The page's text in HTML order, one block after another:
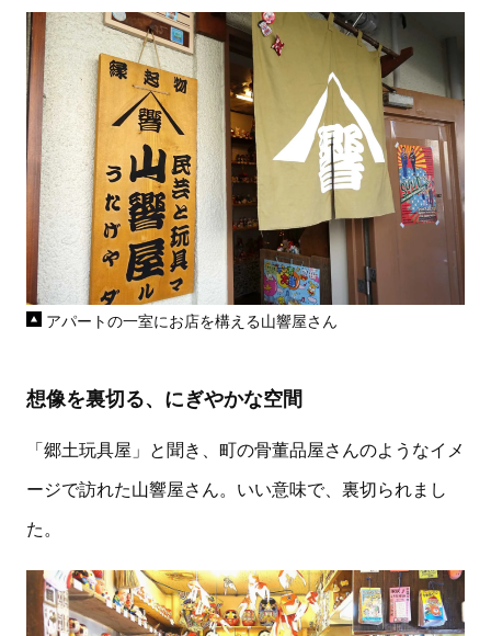
アパートの一室にお店を構える山響屋さん
想像を裏切る、にぎやかな空間
「郷土玩具屋」と聞き、町の骨董品屋さんのようなイメ
ージで訪れた山響屋さん。いい意味で、裏切られまし
た。